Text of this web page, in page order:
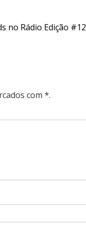
no Rádio Edição #12
com *.